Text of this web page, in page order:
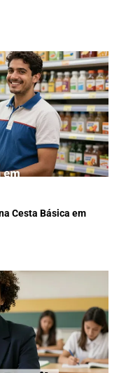
Cesta Básica em